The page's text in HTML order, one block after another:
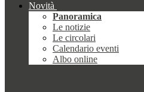
Novità
Panoramica
Le notizie
Le circolari
Calendario eventi
Albo online